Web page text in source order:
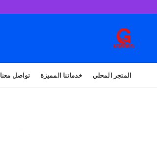
المتجر المحلي خدماتنا المميزة تواصل معنا